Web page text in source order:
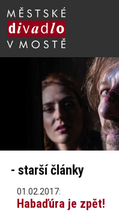
- starší články
01.02.2017:
Habaďúra je zpět!